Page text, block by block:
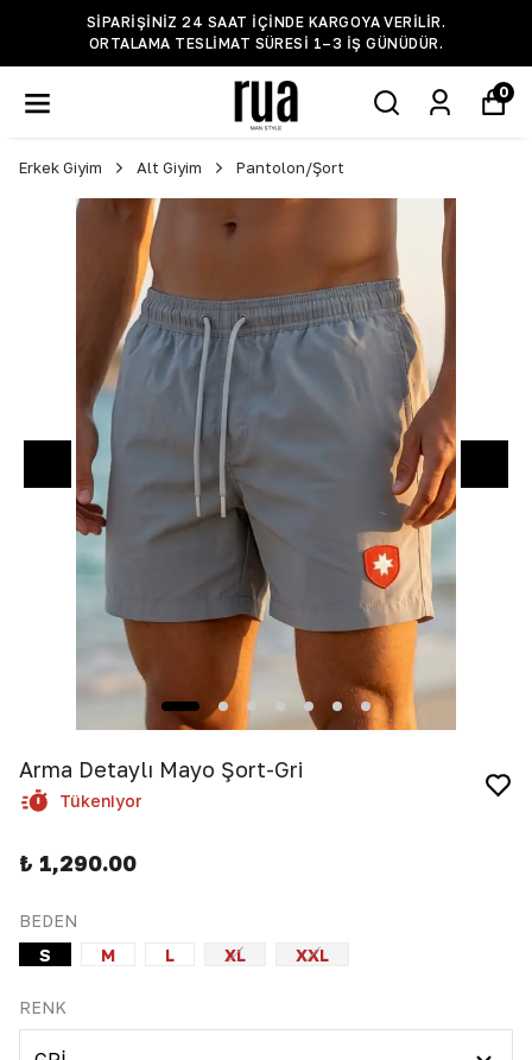
SIPARIŞINIZ 24 SAAT IÇINDE KARGOYA VERILIR.
ORTALAMA TESLIMAT SÜRESI 1–3 IŞ GÜNÜDÜR.
0
Erkek Giyim Alt Giyim Pantolon/Şort
Arma Detaylı Mayo Şort-Gri
Tükeniyor
₺ 1,290.00
BEDEN
S
M L XL XXL
RENK